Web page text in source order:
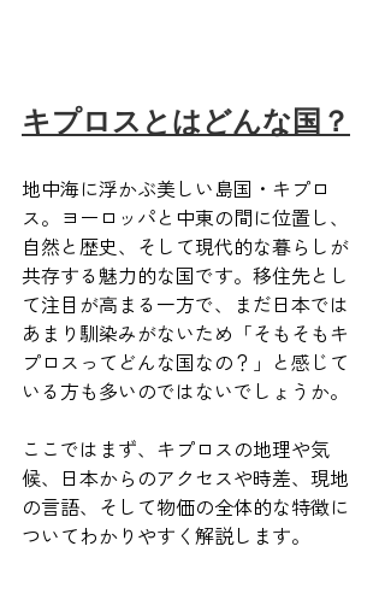
キプロスとはどんな国？
地中海に浮かぶ美しい島国・キプロ
ス。ヨーロッパと中東の間に位置し、
自然と歴史、そして現代的な暮らしが
共存する魅力的な国です。移住先とし
て注目が高まる一方で、まだ日本では
あまり馴染みがないため「そもそもキ
プロスってどんな国なの？」と感じて
いる方も多いのではないでしょうか。
ここではまず、キプロスの地理や気
候、日本からのアクセスや時差、現地
の言語、そして物価の全体的な特徴に
ついてわかりやすく解説します。